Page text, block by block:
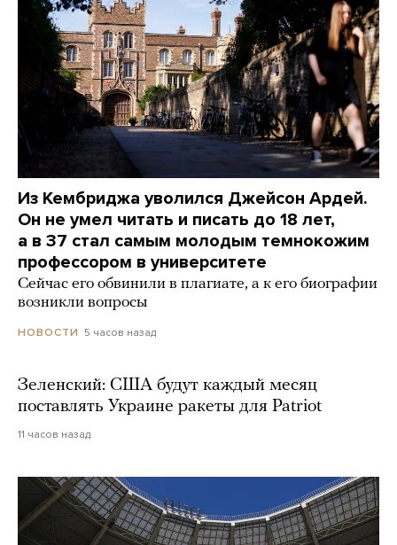
Из Кембриджа уволился Джейсон Ардей.
Он не умел читать и писать до 18 лет,
а в 37 стал самым молодым темнокожим
профессором в университете
Сейчас его обвинили в плагиате, а к его биографии
возникли вопросы
НОВОСТИ 5 часов назад
Зеленский: США будут каждый месяц
поставлять Украине ракеты для Patriot
11 часов назад